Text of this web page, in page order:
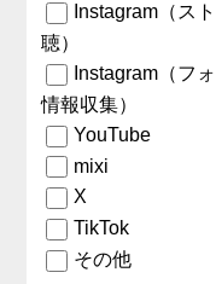
Instagram（ス
聴）
Instagram（フ
情報収集）
YouTube
mixi
X
TikTok
その他